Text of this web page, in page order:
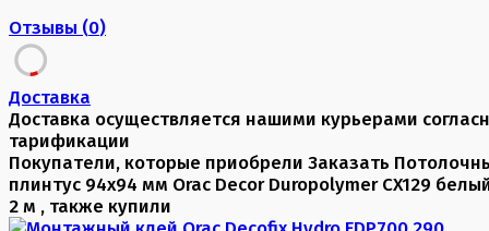
Отзывы (0)
Доставка
Доставка осуществляется нашими курьерами
тарификации
Покупатели, которые приобрели Заказать
плинтус 94х94 мм Orac Decor Duropolymer CX129
2 м , также купили